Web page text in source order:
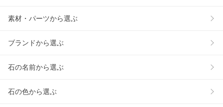
素材・パーツから選ぶ
ブランドから選ぶ
石の名前から選ぶ
石の色から選ぶ